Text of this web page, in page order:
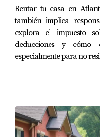
Rentar tu casa en
también implica
explora el impuesto
deducciones y cómo
especialmente para no